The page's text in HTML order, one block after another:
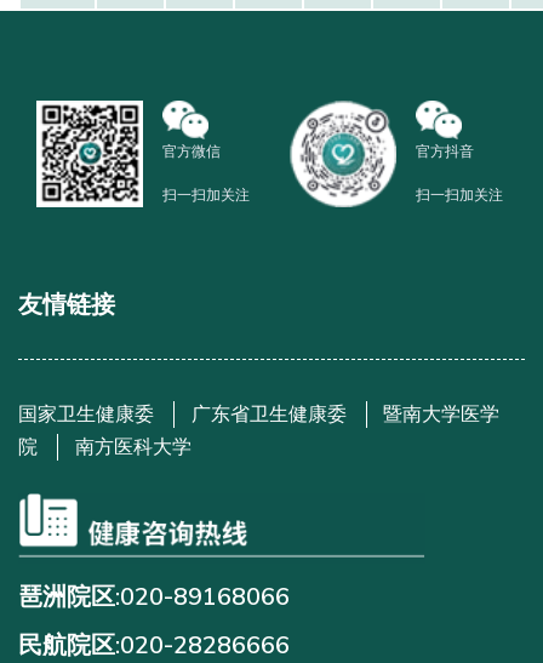
官方微信
扫一扫加关注
官方抖音
扫一扫加关注
友情链接
国家卫生健康委 广东省卫生健康委
暨南大学医学
院
南方医科大学
琶洲院区:020-89168066
民航院区:020-28286666